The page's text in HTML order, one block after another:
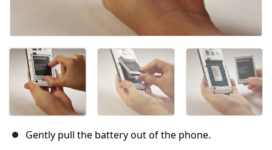
Gently pull the battery out of the phone.